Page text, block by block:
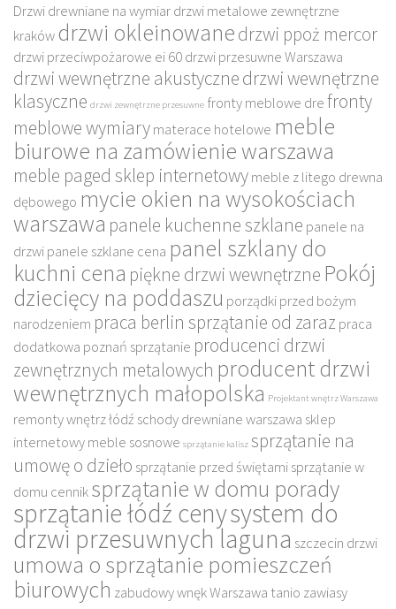
Drzwi drewniane na wymiardrzwi metalowe zewnętrzne
kraków drzwi okleinowanedrzwi ppoż mercor
drzwi przeciwpożarowe ei 60drzwi przesuwne Warszawa
drzwi wewnętrzne akustycznedrzwi wewnętrzne
klasyczne drzwi zewnętrzne przesuwne fronty meblowe drefronty
meblowe wymiarymaterace hotelowe meble
biurowe na zamówienie warszawa
meble paged sklep internetowymeble z litego drewna
dębowego mycie okien na wysokościach
warszawa panele kuchenne szklane panele na
drzwipanele szklane cena panel szklany do
kuchni cena piękne drzwi wewnętrzne Pokój
dziecięcy na poddaszu porządki przed bożym
narodzeniem praca berlin sprzątanie od zarazpraca
dodatkowa poznań sprzątanie producenci drzwi
zewnętrznych metalowych producent drzwi
wewnętrznych małopolska Projektant wnętrz Warszawa
remonty wnętrz łódź schody drewniane warszawa sklep
internetowy meble sosnowe sprzątanie kalisz sprzątanie na
umowę o dzieło sprzątanie przed świętamisprzątanie w
domu cenniksprzątanie w domu porady
sprzątanie łódź cenysystem do
drzwi przesuwnych laguna szczecin drzwi
umowa o sprzątanie pomieszczeń
biurowych zabudowy wnęk Warszawa tanio zawiasy